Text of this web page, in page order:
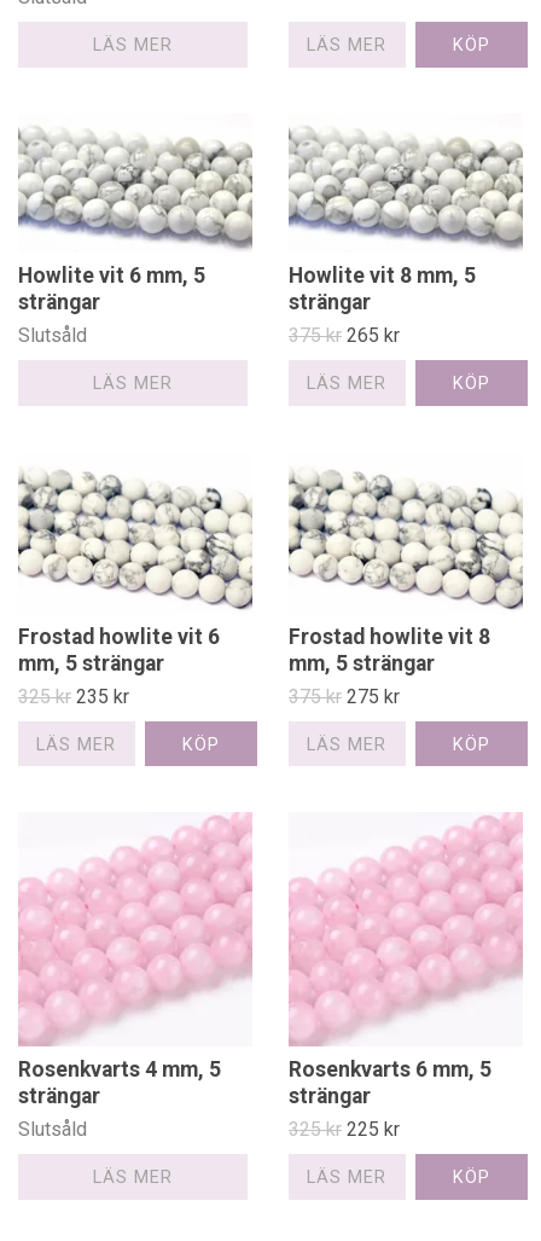
LÄS MER LÄS MER
Howlite vit 6 mm, 5
strängar
Slutsåld
LÄS MER
Howlite vit 8 mm, 5
strängar
375 kr 265 kr
LÄS MER
Frostad howlite vit 6
mm, 5 strängar
325 kr 235 kr
LÄS MER
Frostad howlite vit 8
mm, 5 strängar
375 kr 275 kr
LÄS MER
Rosenkvarts 4 mm, 5
strängar
Slutsåld
LÄS MER
Rosenkvarts 6 mm, 5
strängar
325 kr 225 kr
LÄS MER